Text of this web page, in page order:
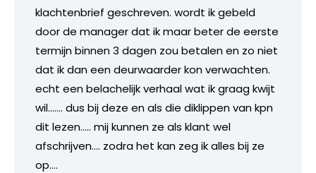
klachtenbrief geschreven. wordt ik gebeld
door de manager dat ik maar beter de eerste
termijn binnen 3 dagen zou betalen en zo niet
dat ik dan een deurwaarder kon verwachten.
echt een belachelijk verhaal wat ik graag kwijt
wil……. dus bij deze en als die diklippen van kpn
dit lezen….. mij kunnen ze als klant wel
afschrijven…. zodra het kan zeg ik alles bij ze
op….